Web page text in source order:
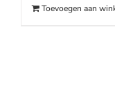
Toevoegen aan